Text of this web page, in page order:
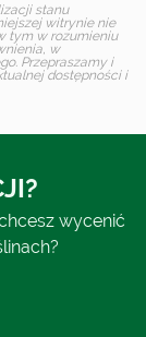
stanu
witrynie nie
tym w rozumieniu
w
Przepraszamy i
dostępności i
wycenić